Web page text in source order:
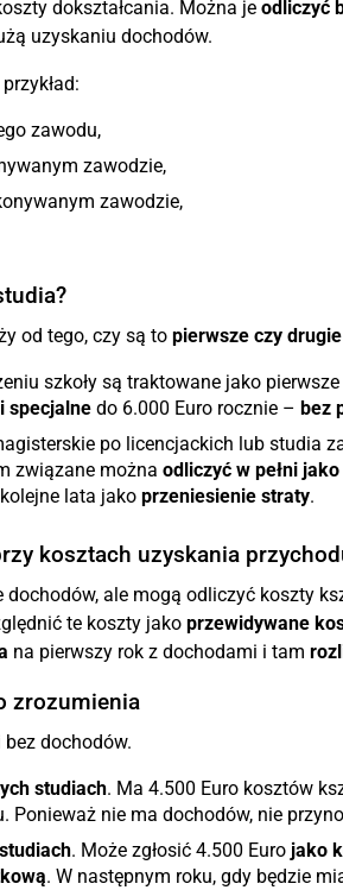
dokształcania. Można je odliczyć
uzyskaniu dochodów.
zawodu,
zawodzie,
zawodzie,
od tego, czy są to pierwsze czy
szkoły są traktowane jako
specjalne do 6.000 Euro rocznie – bez
po licencjackich lub studia
związane można odliczyć w pełni
lata jako przeniesienie straty.
kosztach uzyskania
dochodów, ale mogą odliczyć koszty
te koszty jako przewidywane
na pierwszy rok z dochodami i tam
zrozumienia
dochodów.
studiach. Ma 4.500 Euro kosztów
Ponieważ nie ma dochodów, nie
. Może zgłosić 4.500 Euro jako
. W następnym roku, gdy będzie